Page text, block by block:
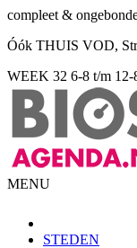
compleet &
Óók THUIS VOD,
WEEK 32 6-8 t/m 12-
MENU
STEDEN